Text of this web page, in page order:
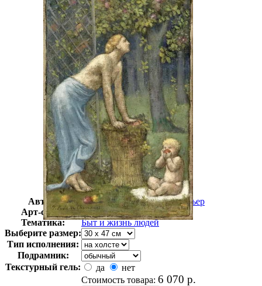
Автор:
Сесиль Пюви де Шаванн Пьер
Арт-стиль
Французская живопись
Тематика:
Быт и жизнь людей
Выберите размер:
Тип исполнения:
Подрамник:
Текстурный гель:
да
нет
Стоимость товара: 6 070 р.